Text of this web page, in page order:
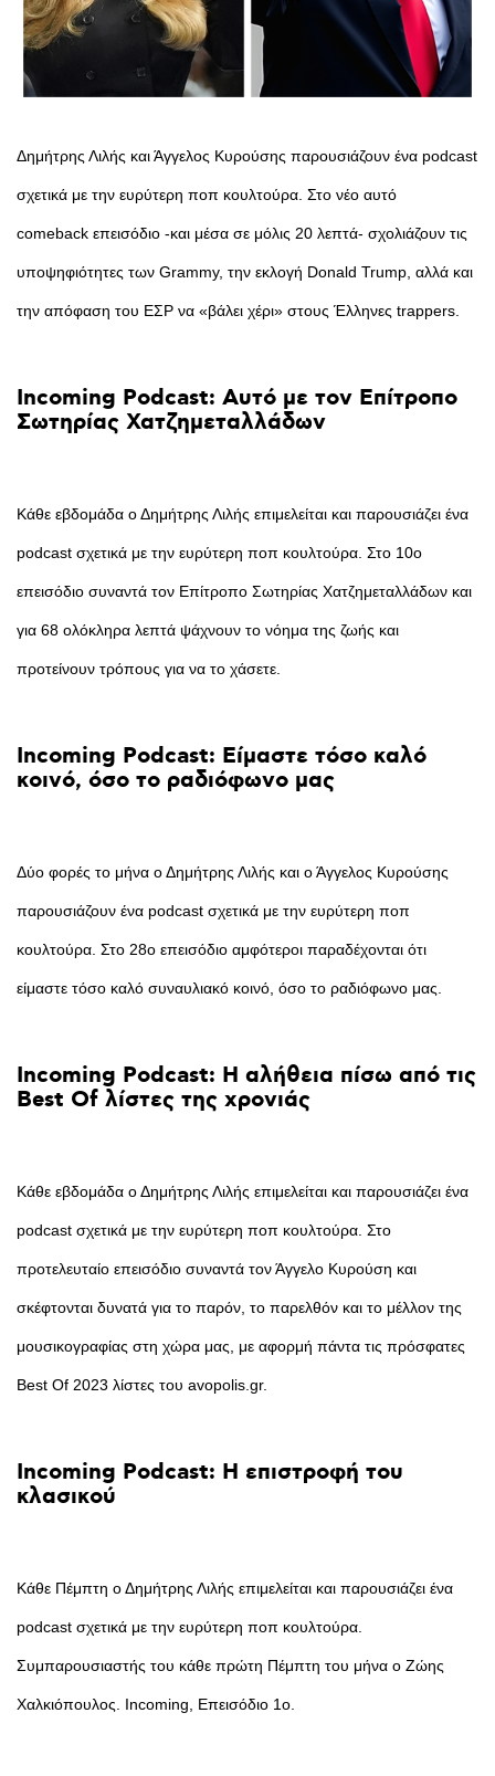
Δημήτρης Λιλής και Άγγελος Κυρούσης παρουσιάζουν ένα podcast
σχετικά με την ευρύτερη ποπ κουλτούρα. Στο νέο αυτό
comeback επεισόδιο -και μέσα σε μόλις 20 λεπτά- σχολιάζουν τις
υποψηφιότητες των Grammy, την εκλογή Donald Trump, αλλά και
την απόφαση του ΕΣΡ να «βάλει χέρι» στους Έλληνες trappers.
Incoming Podcast: Αυτό με τον Επίτροπο
Σωτηρίας Χατζημεταλλάδων
Κάθε εβδομάδα ο Δημήτρης Λιλής επιμελείται και παρουσιάζει ένα
podcast σχετικά με την ευρύτερη ποπ κουλτούρα. Στο 10ο
επεισόδιο συναντά τον Επίτροπο Σωτηρίας Χατζημεταλλάδων και
για 68 ολόκληρα λεπτά ψάχνουν το νόημα της ζωής και
προτείνουν τρόπους για να το χάσετε.
Incoming Podcast: Είμαστε τόσο καλό
κοινό, όσο το ραδιόφωνο μας
Δύο φορές το μήνα ο Δημήτρης Λιλής και ο Άγγελος Κυρούσης
παρουσιάζουν ένα podcast σχετικά με την ευρύτερη ποπ
κουλτούρα. Στο 28ο επεισόδιο αμφότεροι παραδέχονται ότι
είμαστε τόσο καλό συναυλιακό κοινό, όσο το ραδιόφωνο μας.
Incoming Podcast: Η αλήθεια πίσω από τις
Best Of λίστες της χρονιάς
Κάθε εβδομάδα ο Δημήτρης Λιλής επιμελείται και παρουσιάζει ένα
podcast σχετικά με την ευρύτερη ποπ κουλτούρα. Στο
προτελευταίο επεισόδιο συναντά τον Άγγελο Κυρούση και
σκέφτονται δυνατά για το παρόν, το παρελθόν και το μέλλον της
μουσικογραφίας στη χώρα μας, με αφορμή πάντα τις πρόσφατες
Best Of 2023 λίστες του avopolis.gr.
Incoming Podcast: Η επιστροφή του
κλασικού
Κάθε Πέμπτη ο Δημήτρης Λιλής επιμελείται και παρουσιάζει ένα
podcast σχετικά με την ευρύτερη ποπ κουλτούρα.
Συμπαρουσιαστής του κάθε πρώτη Πέμπτη του μήνα ο Zώης
Χαλκιόπουλος. Incoming, Επεισόδιο 1ο.